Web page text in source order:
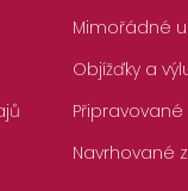
Mimořádné
Objížďky a
Navrhované